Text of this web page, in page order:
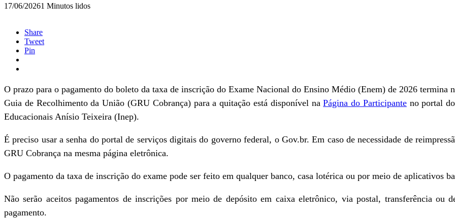
17/06/20261 Minutos lidos
Share
Tweet
Pin
O prazo para o pagamento do boleto da taxa de inscrição do Exame Nacional do Ensino Médio (Enem) de 2026 termina
Guia de Recolhimento da União (GRU Cobrança) para a quitação está disponível naPágina do Participanteno portal do
Educacionais Anísio Teixeira (Inep).
É preciso usar a senha do portal de serviços digitais do governo federal, o Gov.br. Em caso de necessidade de
GRU Cobrança na mesma página eletrônica.
O pagamento da taxa de inscrição do exame pode ser feito em qualquer banco, casa lotérica ou por meio de aplicativos
Não serão aceitos pagamentos de inscrições por meio de depósito em caixa eletrônico, via postal, transferência ou
pagamento.